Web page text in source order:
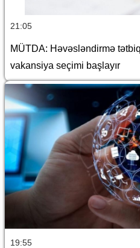
21:05
MÜTDA: Həvəsləndirmə
vakansiya seçimi başlayır
19:55